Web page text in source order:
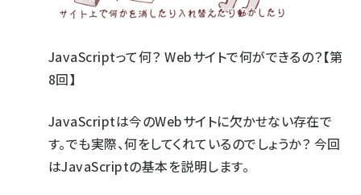
JavaScriptって何？ Webサイトで何ができるの？【第
8回】
JavaScriptは今のWebサイトに欠かせない存在で
す。でも実際、何をしてくれているのでしょうか？ 今回
はJavaScriptの基本を説明します。